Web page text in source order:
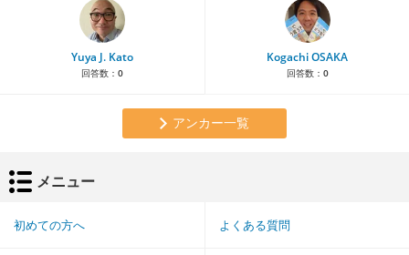
Yuya J. Kato
回答数： 0
Kogachi OSAKA
回答数： 0
アンカー一覧
メニュー
初めての方へ よくある質問